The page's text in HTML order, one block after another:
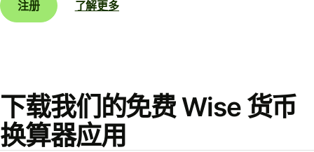
注册 了解更多
下载我们的免费 Wise 货币
换算器应用